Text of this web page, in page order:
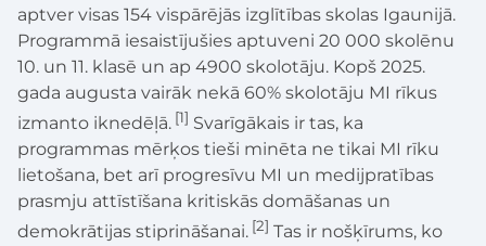
aptver visas 154 vispārējās izglītības skolas Igaunijā.
Programmā iesaistījušies aptuveni 20 000 skolēnu
10. un 11. klasē un ap 4900 skolotāju. Kopš 2025.
gada augusta vairāk nekā 60% skolotāju MI rīkus
izmanto iknedēļā. [1] Svarīgākais ir tas, ka
programmas mērķos tieši minēta ne tikai MI rīku
lietošana, bet arī progresīvu MI un medijpratības
prasmju attīstīšana kritiskās domāšanas un
demokrātijas stiprināšanai. [2] Tas ir nošķīrums, ko